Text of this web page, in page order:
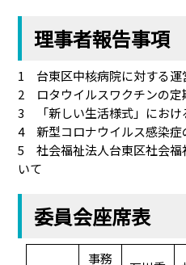
理事者報告事項
1 台東区中核病院に対する運
2 ロタウイルスワクチンの定
3 「新しい生活様式」におけ
4 新型コロナウイルス感染症
5 社会福祉法人台東区社会福
いて
委員会座席表
事務